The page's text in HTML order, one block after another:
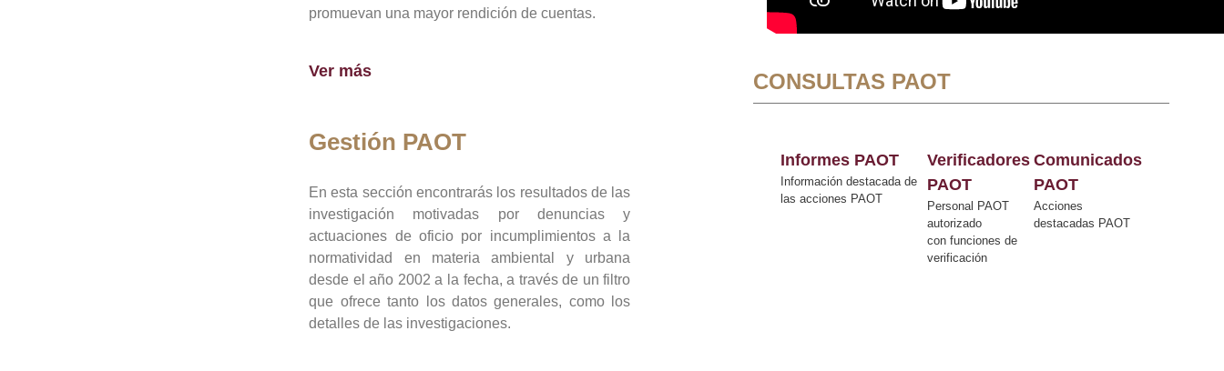
promuevan una mayor rendición de cuentas.
Ver más
Gestión PAOT
En esta sección encontrarás los resultados de las
investigación motivadas por denuncias y
actuaciones de oficio por incumplimientos a la
normatividad en materia ambiental y urbana
desde el año 2002 a la fecha, a través de un filtro
que ofrece tanto los datos generales, como los
detalles de las investigaciones.
CONSULTAS PAOT
Informes PAOT
Información destacada de
las acciones PAOT
Verificadores
PAOT
Personal PAOT
autorizado
con funciones de
verificación
Comunicados
PAOT
Acciones
destacadas PAOT